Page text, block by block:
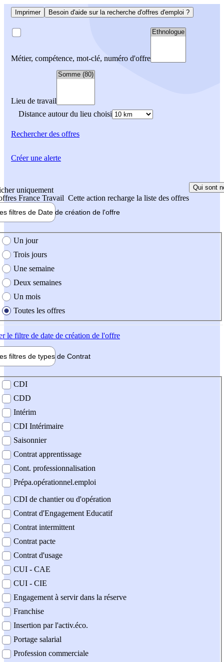
Imprimer Besoin d'aide sur la recherche d'offres d'emploi ?
Métier, compétence, mot-clé, numéro d'offre
Lieu de travail
Distance autour du lieu choisi
Rechercherdes offres
uniquement
France Travail Cette action recharge la liste des offres
Qui sont
filtres de Date de création de l'offre
création de l'offre
Un jour
Trois jours
Une semaine
Deux semaines
Un mois
Toutes les offres
le filtre de date de création de l'offre
filtres de types de Contrat
contrat
CDI
CDD
Intérim
CDI Intérimaire
Saisonnier
Contrat apprentissage
Cont. professionnalisation
Prépa.opérationnel.emploi
CDI de chantier ou d'opération
Contrat d'Engagement Educatif
Contrat intermittent
Contrat pacte
Contrat d'usage
CUI - CAE
CUI - CIE
Engagement à servir dans la réserve
Franchise
Insertion par l'activ.éco.
Portage salarial
Profession commerciale
Créer une alerte